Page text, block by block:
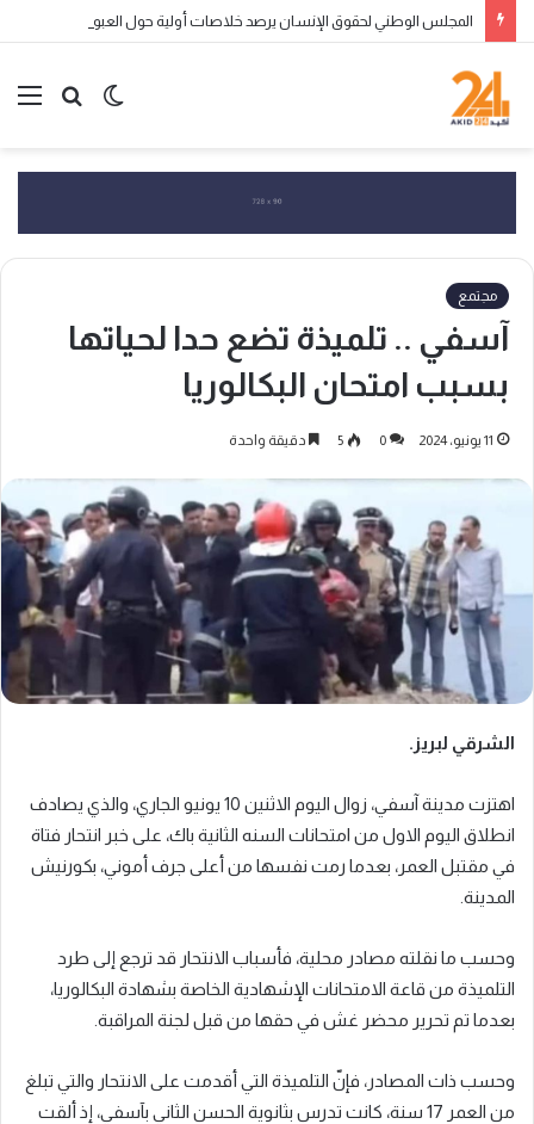
بحث
الوضع
مجتمع
آسفي .. تلميذة تضع حدا لحياتها
بسبب امتحان البكالوريا
11 يونيو، 2024 0
5 دقيقة واحدة
الشرقي لبريز.
اهتزت مدينة آسفي، زوال اليوم الاثنين 10 يونيو الجاري، والذي يصادف
انطلاق اليوم الاول من امتحانات السنه الثانية باك، على خبر انتحار فتاة
في مقتبل العمر، بعدما رمت نفسها من أعلى جرف أموني، بكورنيش
المدينة.
وحسب ما نقلته مصادر محلية، فأسباب الانتحار قد ترجع إلى طرد
التلميذة من قاعة الامتحانات الإشهادية الخاصة بشهادة البكالوريا،
بعدما تم تحرير محضر غش في حقها من قبل لجنة المراقبة.
وحسب ذات المصادر، فإنّ التلميذة التي أقدمت على الانتحار والتي تبلغ
من العمر 17 سنة، كانت تدرس بثانوية الحسن الثاني بآسفي، إذ ألقت